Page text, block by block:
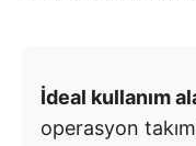
İdeal kullanım
operasyon